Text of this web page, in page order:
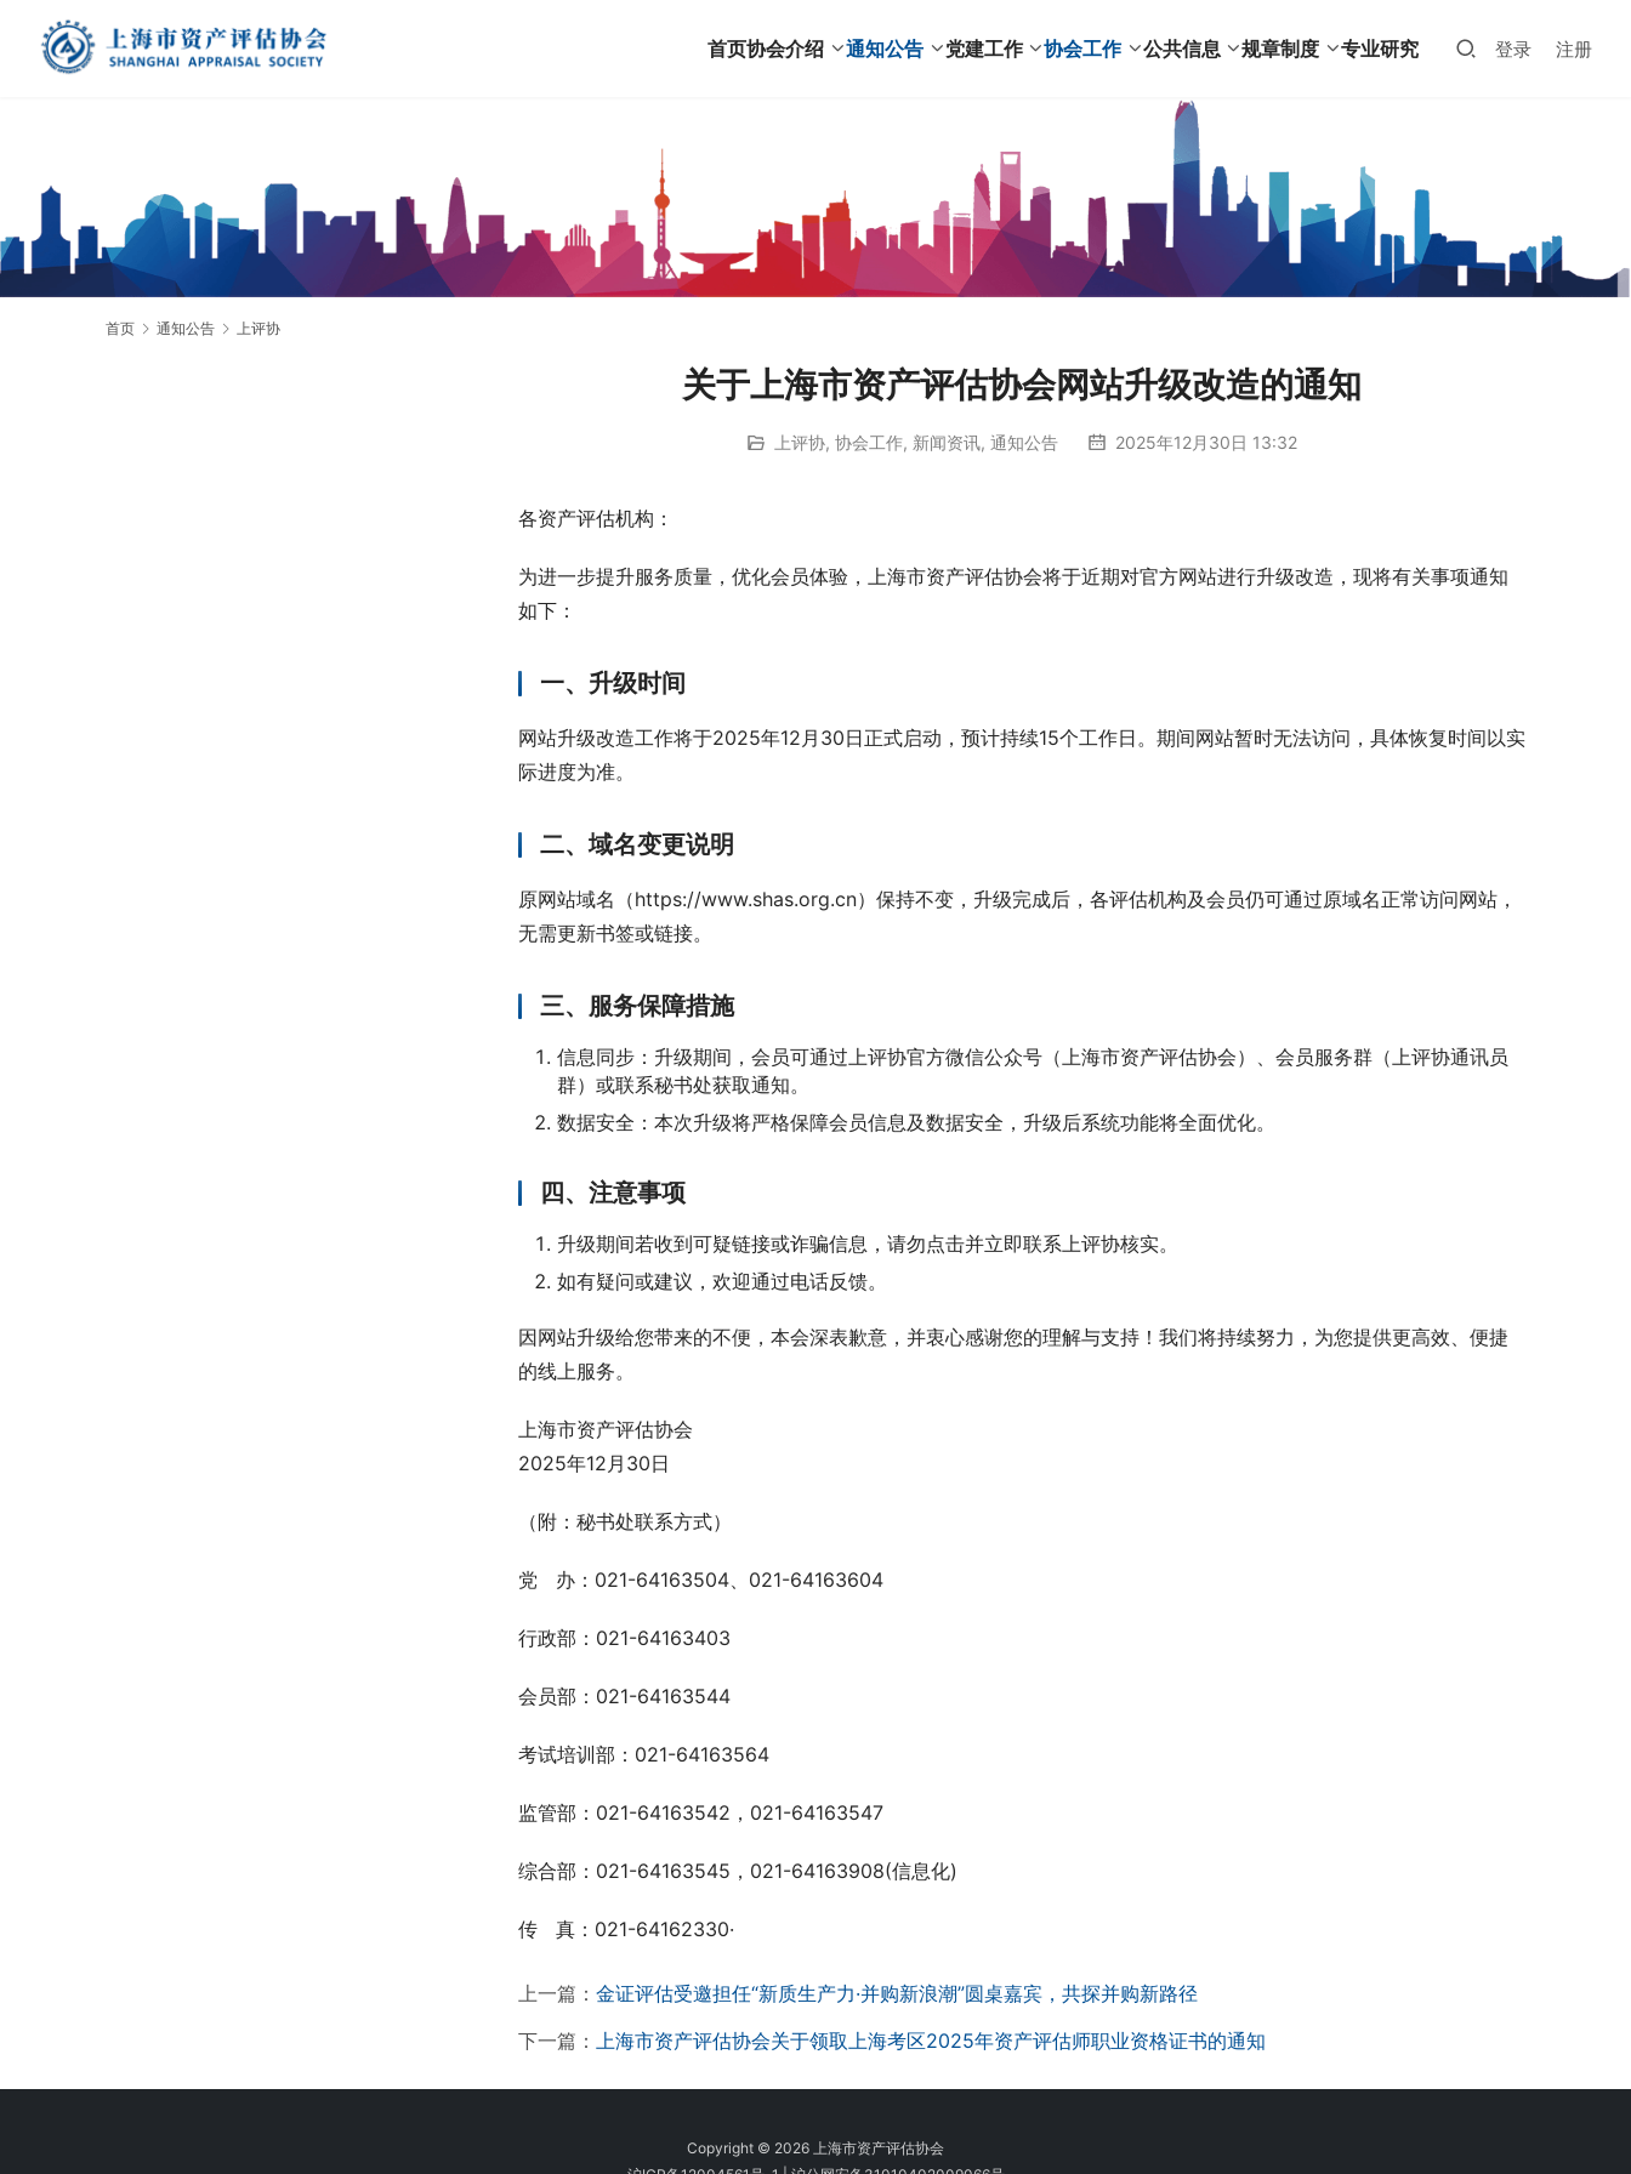
首页协会介绍 通知公告 党建工作 协会工作 公共信息 规章制度 专业研究 登录 注册
首页 通知公告 上评协
关于上海市资产评估协会网站升级改造的通知
上评协, 协会工作, 新闻资讯, 通知公告 2025年12月30日 13:32
各资产评估机构：
为进一步提升服务质量，优化会员体验，上海市资产评估协会将于近期对官方网站进行升级改造，现将有关事项通知
如下：
一、升级时间
网站升级改造工作将于2025年12月30日正式启动，预计持续15个工作日。期间网站暂时无法访问，具体恢复时间以实
际进度为准。
二、域名变更说明
原网站域名（https://www.shas.org.cn）保持不变，升级完成后，各评估机构及会员仍可通过原域名正常访问网站，
无需更新书签或链接。
三、服务保障措施
信息同步：升级期间，会员可通过上评协官方微信公众号（上海市资产评估协会）、会员服务群（上评协通讯员
群）或联系秘书处获取通知。
数据安全：本次升级将严格保障会员信息及数据安全，升级后系统功能将全面优化。
四、注意事项
升级期间若收到可疑链接或诈骗信息，请勿点击并立即联系上评协核实。
如有疑问或建议，欢迎通过电话反馈。
因网站升级给您带来的不便，本会深表歉意，并衷心感谢您的理解与支持！我们将持续努力，为您提供更高效、便捷
的线上服务。
上海市资产评估协会
2025年12月30日
（附：秘书处联系方式）
党   办：021-64163504、021-64163604
行政部：021-64163403
会员部：021-64163544
考试培训部：021-64163564
监管部：021-64163542，021-64163547
综合部：021-64163545，021-64163908(信息化)
传   真：021-64162330·
上一篇： 金证评估受邀担任“新质生产力·并购新浪潮”圆桌嘉宾，共探并购新路径
下一篇： 上海市资产评估协会关于领取上海考区2025年资产评估师职业资格证书的通知
Copyright © 2026 上海市资产评估协会